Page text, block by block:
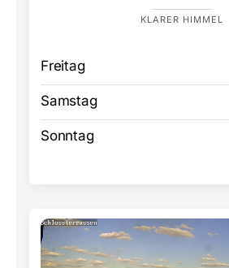
KLARER HIMMEL
Freitag
Samstag
Sonntag